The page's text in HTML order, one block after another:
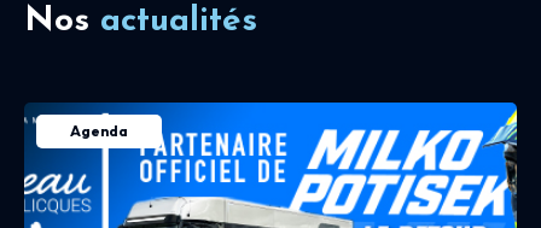
Nos actualités
Agenda